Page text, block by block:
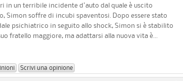
in un terribile incidente d'auto dal quale è uscito
Simon soffre di incubi spaventosi. Dopo essere stato
psichiatrico in seguito allo shock, Simon si è stabilito
fratello maggiore, ma adattarsi alla nuova vita è...
Scrivi una opinione